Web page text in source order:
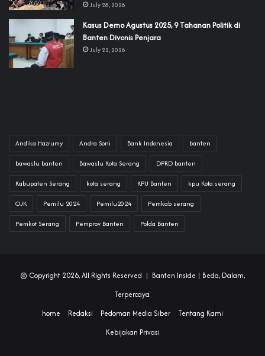
July 28, 2026
‎Kasus Demo Agustus 2025, 9 Tahanan Politik di
Banten Divonis Penjara
July 22, 2026
Andika Hazrumy Andra Soni Bank Indonesia banten
bawaslu banten Bawaslu Kota Serang DPRD banten
Kabupaten Serang kota serang KPU Banten kpu Kota serang
OJK Pemilu 2024 Pemilu2024 Pemkab serang
Pemkot Serang Pemprov Banten Polda Banten
© Copyright 2026, All Rights Reserved | Banten Inside | Beda, Dalam,
Terpercaya.
home
Redaksi Pedoman Media Siber
Tentang Kami
Kebijakan Privasi